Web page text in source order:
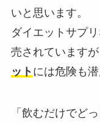
いと思います。
ダイエットサプ
売されていますが
ット には危険も
「飲むだけでど